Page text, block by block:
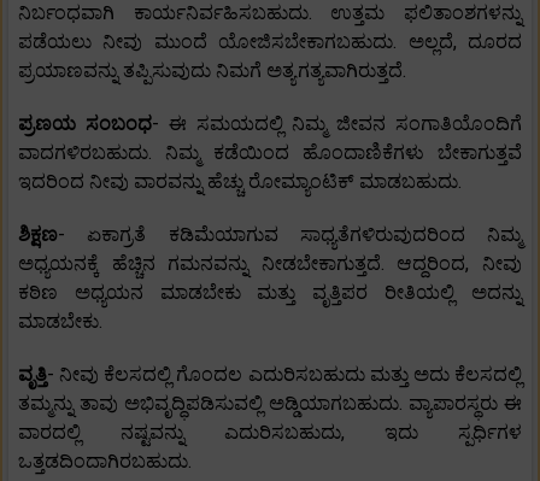
ನಿರ್ಬಂಧವಾಗಿ ಕಾರ್ಯನಿರ್ವಹಿಸಬಹುದು. ಉತ್ತಮ ಫಲಿತಾಂಶಗಳನ್ನು
ಪಡೆಯಲು ನೀವು ಮುಂದೆ ಯೋಜಿಸಬೇಕಾಗಬಹುದು. ಅಲ್ಲದೆ, ದೂರದ
ಪ್ರಯಾಣವನ್ನು ತಪ್ಪಿಸುವುದು ನಿಮಗೆ ಅತ್ಯಗತ್ಯವಾಗಿರುತ್ತದೆ.
ಪ್ರಣಯ ಸಂಬಂಧ- ಈ ಸಮಯದಲ್ಲಿ ನಿಮ್ಮ ಜೀವನ ಸಂಗಾತಿಯೊಂದಿಗೆ
ವಾದಗಳಿರಬಹುದು. ನಿಮ್ಮ ಕಡೆಯಿಂದ ಹೊಂದಾಣಿಕೆಗಳು ಬೇಕಾಗುತ್ತವೆ
ಇದರಿಂದ ನೀವು ವಾರವನ್ನು ಹೆಚ್ಚು ರೋಮ್ಯಾಂಟಿಕ್ ಮಾಡಬಹುದು.
ಶಿಕ್ಷಣ- ಏಕಾಗ್ರತೆ ಕಡಿಮೆಯಾಗುವ ಸಾಧ್ಯತೆಗಳಿರುವುದರಿಂದ ನಿಮ್ಮ
ಅಧ್ಯಯನಕ್ಕೆ ಹೆಚ್ಚಿನ ಗಮನವನ್ನು ನೀಡಬೇಕಾಗುತ್ತದೆ. ಆದ್ದರಿಂದ, ನೀವು
ಕಠಿಣ ಅಧ್ಯಯನ ಮಾಡಬೇಕು ಮತ್ತು ವೃತ್ತಿಪರ ರೀತಿಯಲ್ಲಿ ಅದನ್ನು
ಮಾಡಬೇಕು.
ವೃತ್ತಿ- ನೀವು ಕೆಲಸದಲ್ಲಿ ಗೊಂದಲ ಎದುರಿಸಬಹುದು ಮತ್ತು ಅದು ಕೆಲಸದಲ್ಲಿ
ತಮ್ಮನ್ನು ತಾವು ಅಭಿವೃದ್ಧಿಪಡಿಸುವಲ್ಲಿ ಅಡ್ಡಿಯಾಗಬಹುದು. ವ್ಯಾಪಾರಸ್ಥರು ಈ
ವಾರದಲ್ಲಿ ನಷ್ಟವನ್ನು ಎದುರಿಸಬಹುದು, ಇದು ಸ್ಪರ್ಧಿಗಳ
ಒತ್ತಡದಿಂದಾಗಿರಬಹುದು.